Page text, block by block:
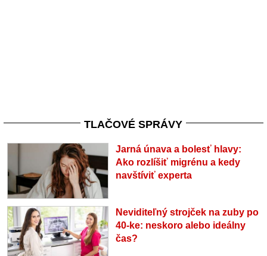
TLAČOVÉ SPRÁVY
Jarná únava a bolesť hlavy:
Ako rozlíšiť migrénu a kedy
navštíviť experta
Neviditeľný strojček na zuby po
40-ke: neskoro alebo ideálny
čas?